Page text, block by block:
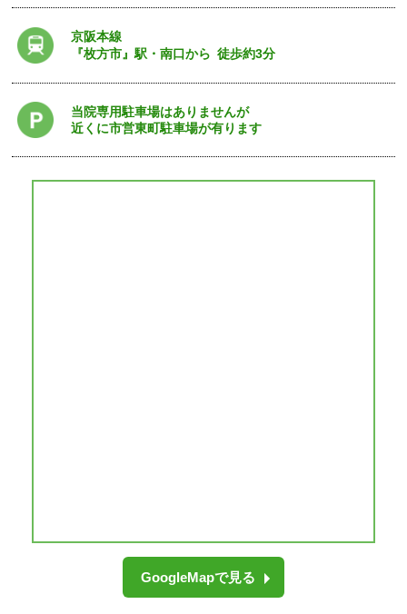
京阪本線
『枚方市』駅・南口から徒歩約3分
当院専用駐車場はありませんが
近くに市営東町駐車場が有ります
GoogleMapで見る